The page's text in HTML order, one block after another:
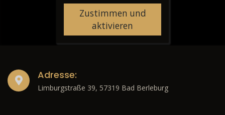
Zustimmen und
aktivieren
Adresse:
Limburgstraße 39, 57319 Bad Berleburg